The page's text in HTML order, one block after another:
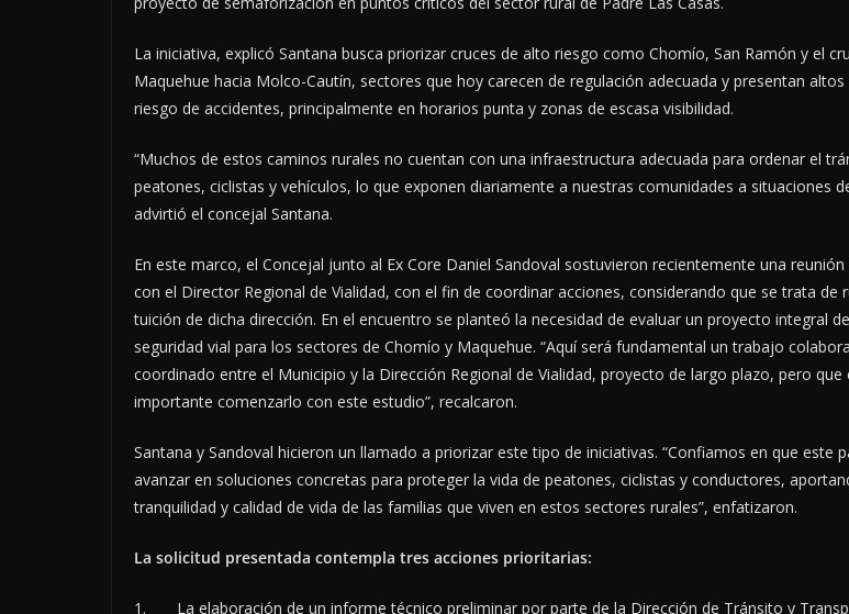
La iniciativa, explicó Santana busca priorizar cruces de alto riesgo como Chomío, San Ramón y el
Maquehue hacia Molco-Cautín, sectores que hoy carecen de regulación adecuada y presentan altos
riesgo de accidentes, principalmente en horarios punta y zonas de escasa visibilidad.
“Muchos de estos caminos rurales no cuentan con una infraestructura adecuada para ordenar el
peatones, ciclistas y vehículos, lo que exponen diariamente a nuestras comunidades a situaciones
advirtió el concejal Santana.
En este marco, el Concejal junto al Ex Core Daniel Sandoval sostuvieron recientemente una
con el Director Regional de Vialidad, con el fin de coordinar acciones, considerando que se trata de
tuición de dicha dirección. En el encuentro se planteó la necesidad de evaluar un proyecto integral
seguridad vial para los sectores de Chomío y Maquehue. “Aquí será fundamental un trabajo
coordinado entre el Municipio y la Dirección Regional de Vialidad, proyecto de largo plazo, pero que
importante comenzarlo con este estudio”, recalcaron.
Santana y Sandoval hicieron un llamado a priorizar este tipo de iniciativas. “Confiamos en que este
avanzar en soluciones concretas para proteger la vida de peatones, ciclistas y conductores,
tranquilidad y calidad de vida de las familias que viven en estos sectores rurales”, enfatizaron.
La solicitud presentada contempla tres acciones prioritarias:
1. La elaboración de un informe técnico preliminar por parte de la Dirección de Tránsito y